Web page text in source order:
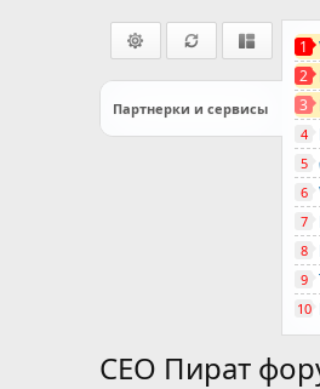
Партнерки и сервисы
1
2
3
4
5
6
7
8
9
10
СЕО Пират